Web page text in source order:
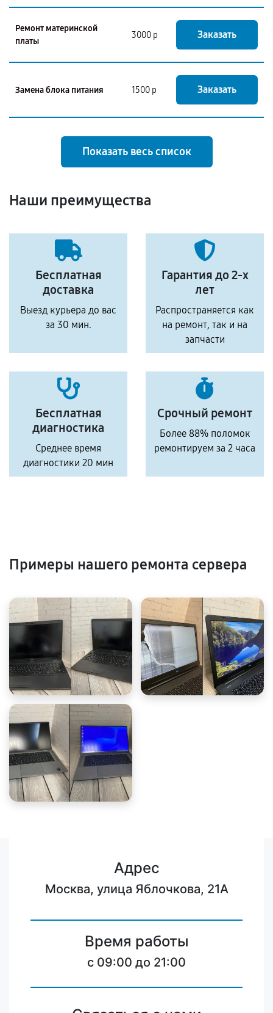
Ремонт материнской
платы
3000 р Заказать
Замена блока питания 1500 р Заказать
Показать весь список
Наши преимущества
Бесплатная
доставка
Выезд курьера до вас
за 30 мин.
Гарантия до 2-х
лет
Распространяется как
на ремонт, так и на
запчасти
Бесплатная
диагностика
Среднее время
диагностики 20 мин
Срочный ремонт
Более 88% поломок
ремонтируем за 2 часа
Примеры нашего ремонта сервера
Адрес
Москва, улица Яблочкова, 21А
Время работы
c 09:00 до 21:00